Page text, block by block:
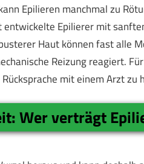
Epilieren manchmal zu
Epilierer mit
Haut können fast alle
Reizung reagiert.
mit einem Arzt zu
Wer verträgt